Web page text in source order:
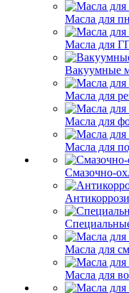
Масла для
Масла для
Вакуумные
Масла для
Масла для
Масла для
Смазочно-
Масла для
Масла для